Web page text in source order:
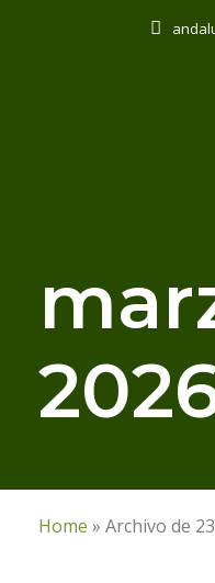
Home » Archivo de